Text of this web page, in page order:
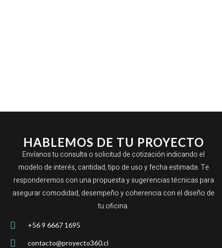
HABLEMOS DE TU PROYECTO
Envíanos tu consulta o solicitud de cotización indicando el
modelo de interés, cantidad, tipo de uso y fecha estimada. Te
responderemos con una propuesta y sugerencias técnicas para
asegurar comodidad, desempeño y coherencia con el diseño de
tu oficina.
+56 9 6667 1695
contacto@proyecto360.cl